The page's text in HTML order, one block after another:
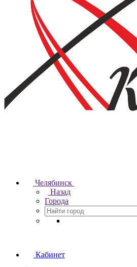
Челябинск
Назад
Города
Кабинет